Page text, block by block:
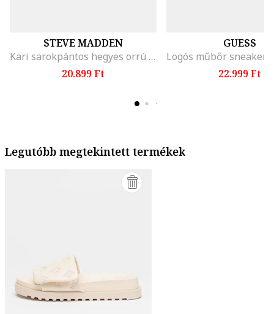
STEVE MADDEN
Kari sarokpántos hegyes orrú cipő, Fekete
20.899 Ft
GUESS
22.999 Ft
Legutóbb megtekintett termékek